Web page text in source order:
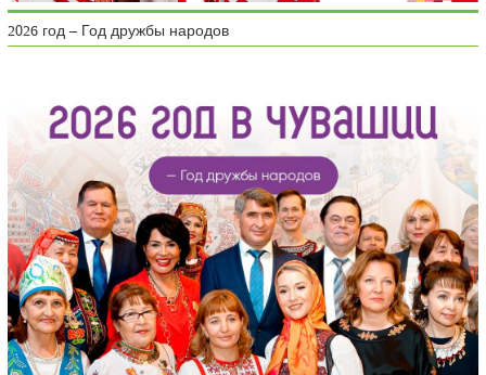
2026 год – Год дружбы народов